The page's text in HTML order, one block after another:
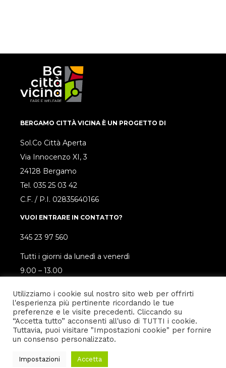
BERGAMO CITTÀ VICINA È UN PROGETTO DI
Sol.Co Città Aperta
Via Innocenzo XI, 3
24128 Bergamo
Tel. 035 25 03 42
C.F. / P.I. 02835640166
VUOI ENTRARE IN CONTATTO?
345 23 97 560
Tutti i giorni da lunedì a venerdì
9.00 – 13.00
–Cookie policy
Utilizziamo i cookie sul nostro sito web per offrirti
l'esperienza più pertinente ricordando le tue
preferenze e le visite precedenti. Cliccando su
“Accetta tutto” acconsenti all'uso di TUTTI i cookie.
Tuttavia, puoi visitare "Impostazioni cookie" per fornire
un consenso personalizzato.
Impostazioni Accetta